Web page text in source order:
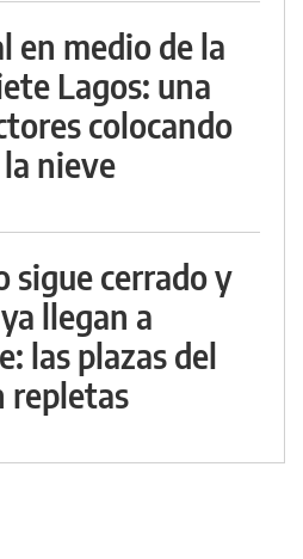
en medio de la
Lagos: una
colocando
nieve
sigue cerrado y
llegan a
las plazas del
repletas